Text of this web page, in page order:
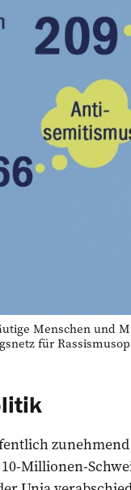
Menschen und
für
zunehmend
Millionen-